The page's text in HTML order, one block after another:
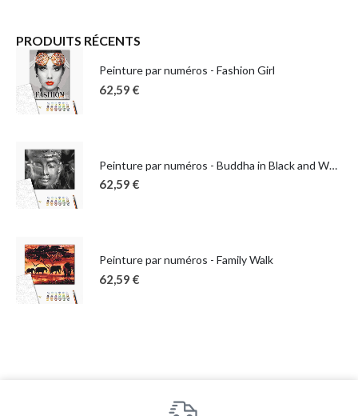
PRODUITS RÉCENTS
Peinture par numéros - Fashion Girl
62,59 €
Peinture par numéros - Buddha in Black and White
62,59 €
Peinture par numéros - Family Walk
62,59 €